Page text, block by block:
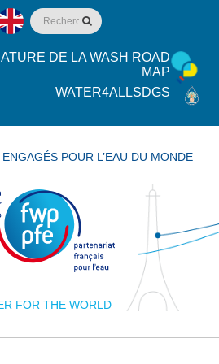
DE LA WASH ROAD
MAP
WATER4ALLSDGS
FOR THE WORLD
ENGAGÉS POUR L’EAU DU MONDE